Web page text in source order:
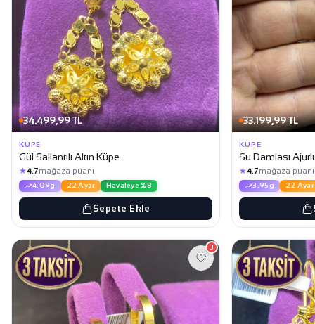
34.499,99 TL
KÜPE
Gül Sallantılı Altın Küpe
★4.7mağaza puanı
4.09g 22 Ayar Havaleye %8
Sepete Ekle
33.199,99 TL
KÜPE
Su Damlası
★4.7mağaza puanı
3.95g 22 Ayar
3